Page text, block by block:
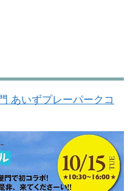
あいずプレーパークコ